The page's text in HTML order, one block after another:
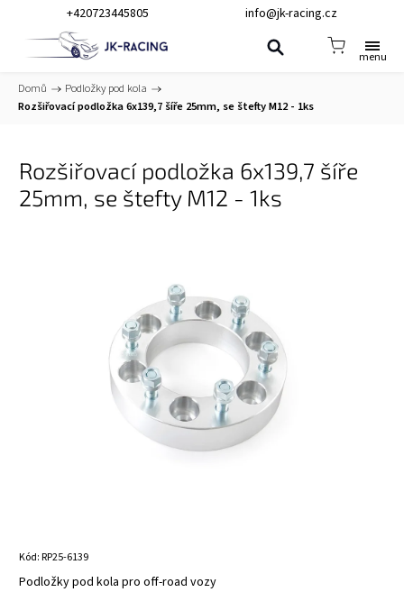
+420723445805 info@jk-racing.cz
Domů / Podložky pod kola /
Rozšiřovací podložka 6x139,7 šíře 25mm, se štefty M12 - 1ks
Rozšiřovací podložka 6x139,7 šíře
25mm, se štefty M12 - 1ks
Kód:RP25-6139
Podložky pod kola pro off-road vozy